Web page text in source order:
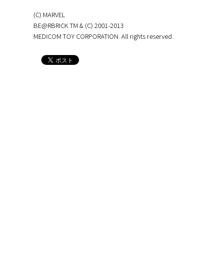
(C) MARVEL
BE@RBRICK TM & (C) 2001-2013
MEDICOM TOY CORPORATION. All rights reserved.